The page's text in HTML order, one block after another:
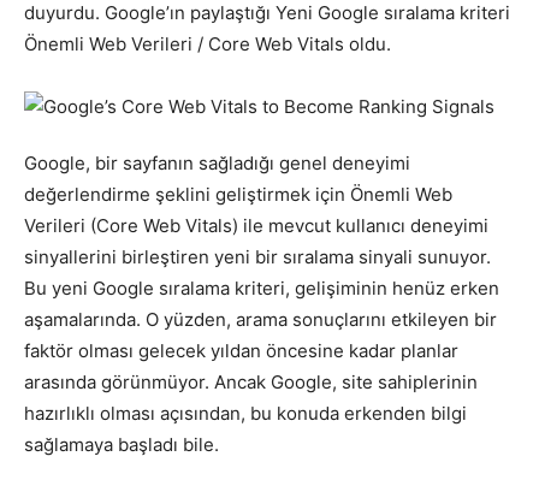
SEM,
ASO,
Tasarım,
duyurdu. Google’ın paylaştığı Yeni Google sıralama kriteri
Önemli Web Verileri / Core Web Vitals oldu.
Google, bir sayfanın sağladığı genel deneyimi
değerlendirme şeklini geliştirmek için Önemli Web
Verileri (Core Web Vitals) ile mevcut kullanıcı deneyimi
sinyallerini birleştiren yeni bir sıralama sinyali sunuyor.
Bu yeni Google sıralama kriteri, gelişiminin henüz erken
aşamalarında. O yüzden, arama sonuçlarını etkileyen bir
faktör olması gelecek yıldan öncesine kadar planlar
arasında görünmüyor. Ancak Google, site sahiplerinin
hazırlıklı olması açısından, bu konuda erkenden bilgi
sağlamaya başladı bile.